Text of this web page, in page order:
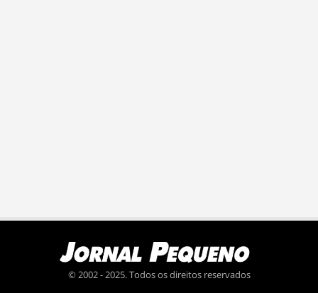
© 2002 - 2025. Todos os direitos reservados